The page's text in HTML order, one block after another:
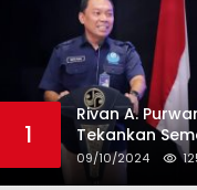
1
Rivan A.
Tekankan
dan
Rakernas
09/10/2024